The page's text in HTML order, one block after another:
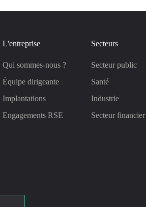
L'entreprise
Qui sommes-nous ?
Équipe dirigeante
Implantations
Engagements RSE
Secteurs
Secteur public
Santé
Industrie
Secteur financier